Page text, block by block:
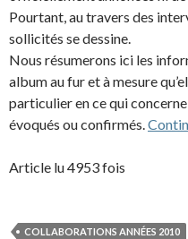
Pourtant, au travers des
sollicités se dessine.
Nous résumerons ici les
album au fur et à mesure
particulier en ce qui
évoqués ou confirmés.
Article lu 4953 fois
COLLABORATIONS ANNÉES 2010